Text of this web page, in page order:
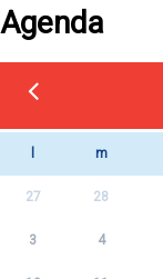
Agenda
m
27 28
3 4